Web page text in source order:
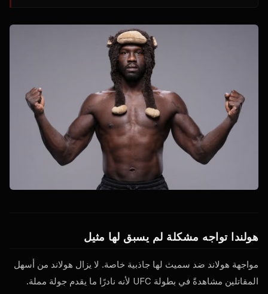
هولندا تواجه مشكلة لم يسبق لها مثيل
مواجهة هولاند ضد سميث لها جاذبية خاصة. لا يزال هولاند من أسهل
المقاتلين مشاهدةً في بطولة UFC لأنه نادرًا ما يقدم جولة مملة.